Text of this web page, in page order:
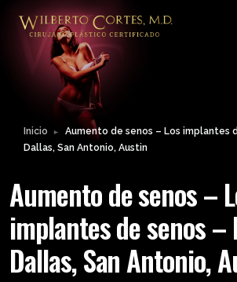
Inicio ►
Aumento de senos – Los implantes
Dallas, San Antonio, Austin
Aumento de senos –
implantes de senos –
Dallas, San Antonio,